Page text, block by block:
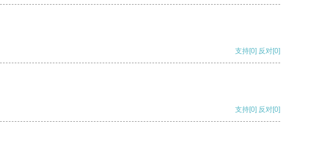
支持[0] 反对[0]
支持[0] 反对[0]